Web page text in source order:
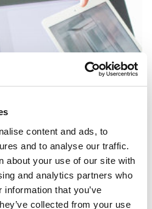
content and ads, to
and to analyse our traffic.
about your use of our site with
and analytics partners who
that you’ve
collected from your use